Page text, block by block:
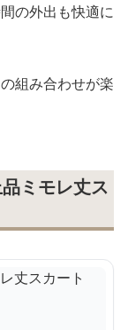
の外出も快適に
組み合わせが楽
ミモレ丈ス